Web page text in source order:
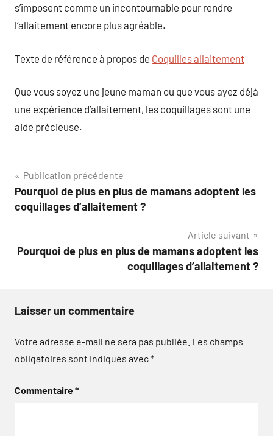
s’imposent comme un incontournable pour rendre
l’allaitement encore plus agréable.
Texte de référence à propos de Coquilles allaitement
Que vous soyez une jeune maman ou que vous ayez déjà
une expérience d’allaitement, les coquillages sont une
aide précieuse.
Navigation
de
Publication précédente
Pourquoi de plus en plus de mamans adoptent les
coquillages d’allaitement ?
Article suivant
Pourquoi de plus en plus de mamans adoptent les
coquillages d’allaitement ?
Laisser un commentaire
Votre adresse e-mail ne sera pas publiée. Les champs
obligatoires sont indiqués avec*
Commentaire*